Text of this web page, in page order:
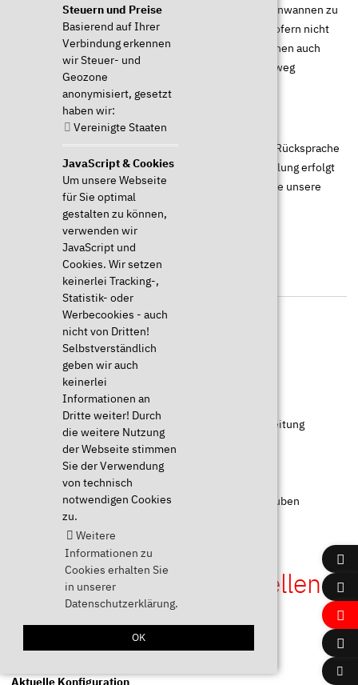
Steuern und Preise
Basierend auf Ihrer
Verbindung erkennen
wir Steuer- und
Geozone
anonymisiert, gesetzt
haben wir:
Vereinigte Staaten
JavaScript & Cookies
Um unsere Webseite
für Sie optimal
gestalten zu können,
verwenden wir
JavaScript und
Cookies. Wir setzen
keinerlei Tracking-,
Statistik- oder
Werbecookies - auch
nicht von Dritten!
Selbstverständlich
geben wir auch
keinerlei
Informationen an
Dritte weiter! Durch
die weitere Nutzung
der Webseite stimmen
Sie der Verwendung
von technisch
notwendigen Cookies
zu.
Weitere
Informationen zu
Cookies erhalten Sie
in unserer
Datenschutzerklärung.
OK
Modell über Wartungsklappen oder entfernbare Bodenwannen zu
erreichen. Darüber hinaus ist der Akku wechselbar, sofern nicht
anders angegeben. Selbstverständlich können wir Ihnen auch
nach Ablauf der Garantie noch über etliche Jahre hinweg
Ersatzteile und Service anbieten!
Im Garantiefall erhalten Sie von uns nach vorheriger Rücksprache
ein kostenloses Retourenetikett. Die Garantieabwicklung erfolgt
unseren technischen Support
. Bitte beachten Sie unsere
Garantiebedingungen.
Lieferumfang
1x TUXEDO Book vorinstalliert & konfiguriert
1x Netzteil
1x Netzkabel
Erste Schritte Anleitunginkl. technischer Kurzanleitung
1x WebFAI-USB-Stick (
www.webfai.de
Wiederherstellung
1x Treiber für Windows zum Download
1x Zum Einbau eigener SSDs oder HDDs nötige Schrauben
Konfigurieren & bestellen
Aktuelle Konfiguration